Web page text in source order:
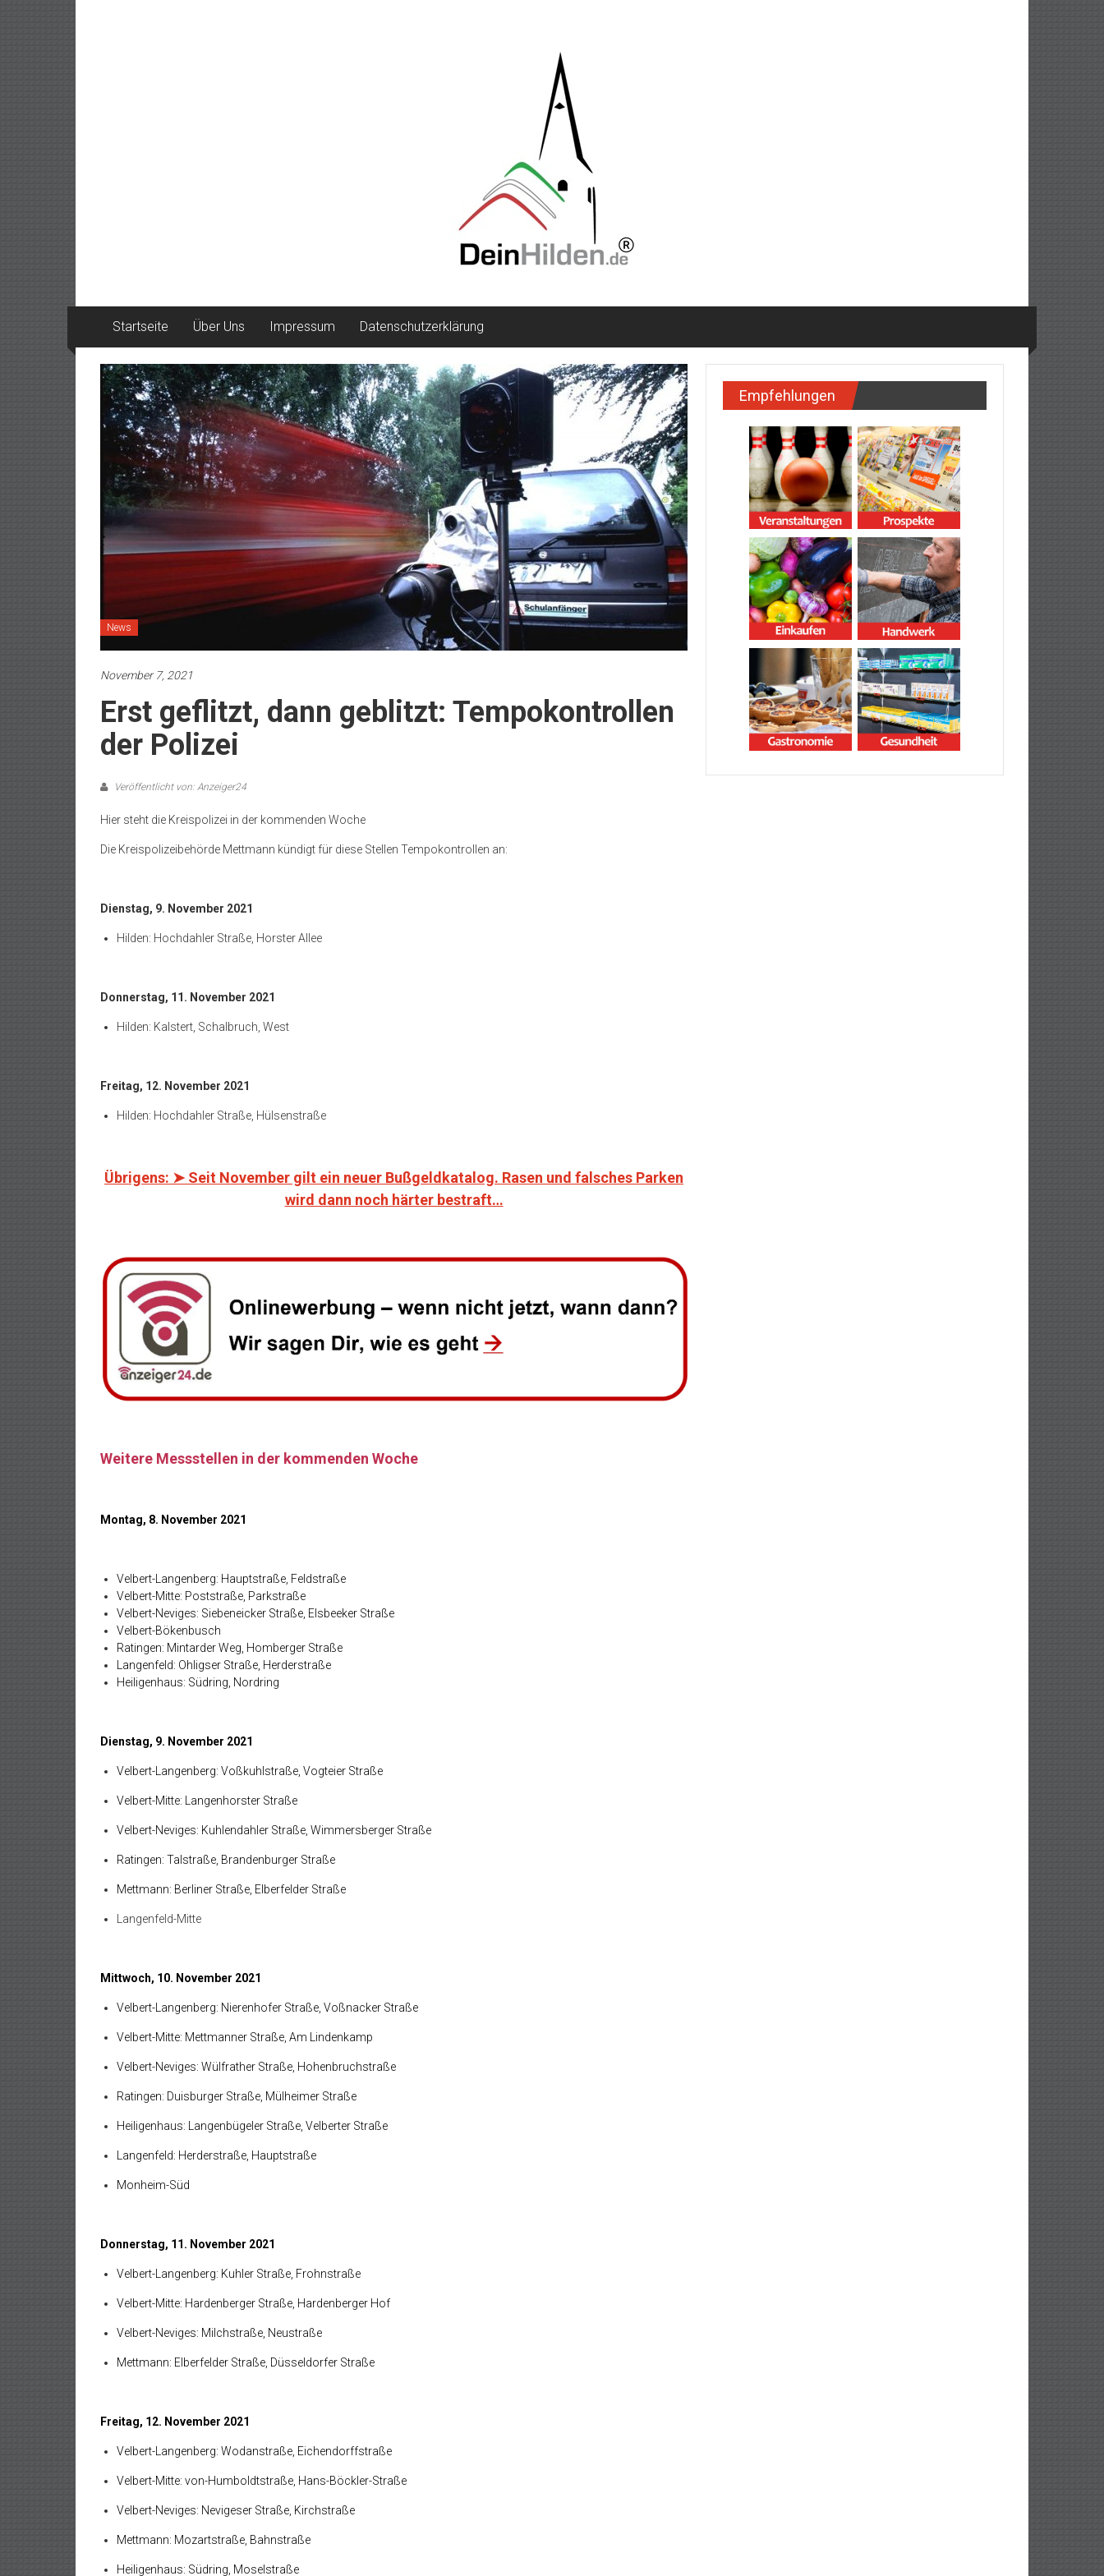
Startseite Über Uns Impressum Datenschutzerklärung
News
November 7, 2021
Erst geflitzt, dann geblitzt: Tempokontrollen
der Polizei
Veröffentlicht von: Anzeiger24
Hier steht die Kreispolizei in der kommenden Woche
Die Kreispolizeibehörde Mettmann kündigt für diese Stellen Tempokontrollen an:
Dienstag, 9. November 2021
Hilden: Hochdahler Straße, Horster Allee
Donnerstag, 11. November 2021
Hilden: Kalstert, Schalbruch, West
Freitag, 12. November 2021
Hilden: Hochdahler Straße, Hülsenstraße
Übrigens: ➤ Seit November gilt ein neuer Bußgeldkatalog. Rasen und falsches Parken
wird dann noch härter bestraft…
Weitere Messstellen in der kommenden Woche
Montag, 8. November 2021
Velbert-Langenberg: Hauptstraße, Feldstraße
Velbert-Mitte: Poststraße, Parkstraße
Velbert-Neviges: Siebeneicker Straße, Elsbeeker Straße
Velbert-Bökenbusch
Ratingen: Mintarder Weg, Homberger Straße
Langenfeld: Ohligser Straße, Herderstraße
Heiligenhaus: Südring, Nordring
Dienstag, 9. November 2021
Velbert-Langenberg: Voßkuhlstraße, Vogteier Straße
Velbert-Mitte: Langenhorster Straße
Velbert-Neviges: Kuhlendahler Straße, Wimmersberger Straße
Ratingen: Talstraße, Brandenburger Straße
Mettmann: Berliner Straße, Elberfelder Straße
Langenfeld-Mitte
Mittwoch, 10. November 2021
Velbert-Langenberg: Nierenhofer Straße, Voßnacker Straße
Velbert-Mitte: Mettmanner Straße, Am Lindenkamp
Velbert-Neviges: Wülfrather Straße, Hohenbruchstraße
Ratingen: Duisburger Straße, Mülheimer Straße
Heiligenhaus: Langenbügeler Straße, Velberter Straße
Langenfeld: Herderstraße, Hauptstraße
Monheim-Süd
Donnerstag, 11. November 2021
Velbert-Langenberg: Kuhler Straße, Frohnstraße
Velbert-Mitte: Hardenberger Straße, Hardenberger Hof
Velbert-Neviges: Milchstraße, Neustraße
Mettmann: Elberfelder Straße, Düsseldorfer Straße
Freitag, 12. November 2021
Velbert-Langenberg: Wodanstraße, Eichendorffstraße
Velbert-Mitte: von-Humboldtstraße, Hans-Böckler-Straße
Velbert-Neviges: Nevigeser Straße, Kirchstraße
Mettmann: Mozartstraße, Bahnstraße
Heiligenhaus: Südring, Moselstraße
Empfehlungen